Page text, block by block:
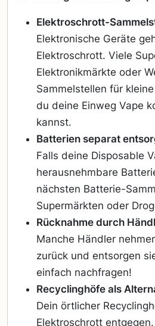
Elektroschrott-
Elektronische Geräte
Elektroschrott. Viele
Elektronikmärkte oder
Sammelstellen für
du deine Einweg Vape
kannst.
Batterien separat
Falls deine Disposable
herausnehmbare
nächsten Batterie-
Supermärkten oder
Rücknahme durch
Manche Händler
zurück und entsorgen
einfach nachfragen!
Recyclinghöfe als
Dein örtlicher
Elektroschrott